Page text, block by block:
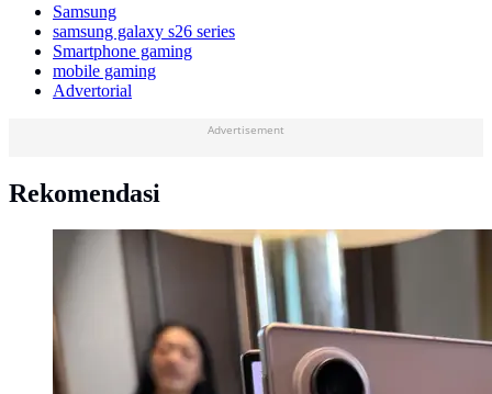
Samsung
samsung galaxy s26 series
Smartphone gaming
mobile gaming
Advertorial
Advertisement
Rekomendasi